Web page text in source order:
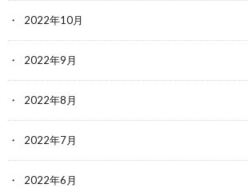
2022年10月
2022年9月
2022年8月
2022年7月
2022年6月